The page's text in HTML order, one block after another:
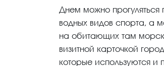
Днем можно прогуляться
водных видов спорта, а
на обитающих там
визитной карточкой
которые используются и